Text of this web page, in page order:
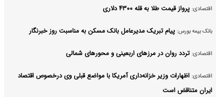
اقتصادی: پرواز قیمت طلا به قله ۴۳۰۰ دلاری
بانک بیمه بورس: پیام تبریک مدیرعامل بانک مسکن به مناسبت روز خبرنگار
اقتصادی: تردد روان در مرزهای اربعینی و محورهای شمالی
اقتصادی: اظهارات وزیر خزانه‌داری آمریکا با مواضع قبلی وی درخصوص اقتصاد
ایران متناقض است